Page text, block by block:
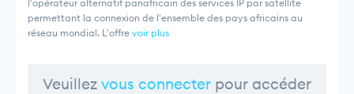
l'opérateur alternatif panafricain des services IP par satellite
permettant la connexion de l'ensemble des pays africains au
réseau mondial. L'offre voir plus
Veuillez vous connecter pour accéder